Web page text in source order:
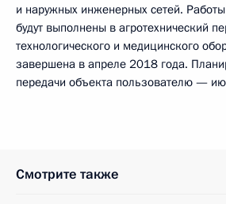
и наружных инженерных сетей. Работы
будут выполнены в агротехнический
технологического и медицинского
завершена в апреле 2018 года.
передачи объекта пользователю —
Смотрите также